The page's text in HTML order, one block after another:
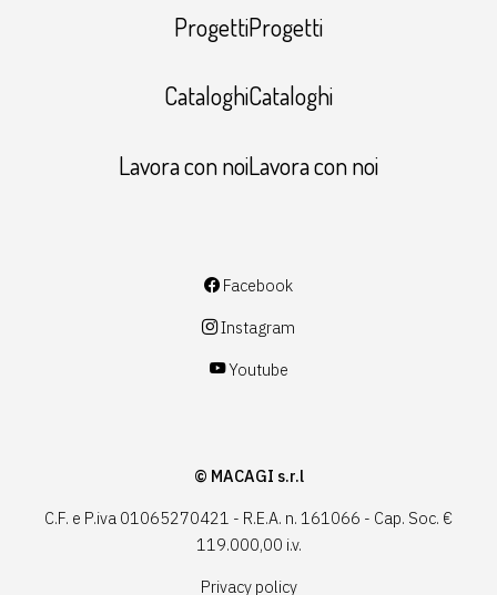
ProgettiProgetti
CataloghiCataloghi
Lavora con noiLavora con noi
Facebook
Instagram
Youtube
© MACAGI s.r.l
C.F. e P.iva 01065270421 - R.E.A. n. 161066 - Cap. Soc. €
119.000,00 i.v.
Privacy policy